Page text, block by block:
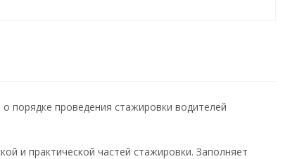
порядке проведения стажировки водителей
и практической частей стажировки. Заполняет